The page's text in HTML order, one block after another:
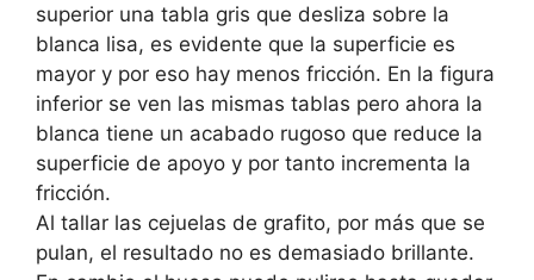
superior una tabla gris que desliza sobre la
blanca lisa, es evidente que la superficie es
mayor y por eso hay menos fricción. En la figura
inferior se ven las mismas tablas pero ahora la
blanca tiene un acabado rugoso que reduce la
superficie de apoyo y por tanto incrementa la
fricción.
Al tallar las cejuelas de grafito, por más que se
pulan, el resultado no es demasiado brillante.